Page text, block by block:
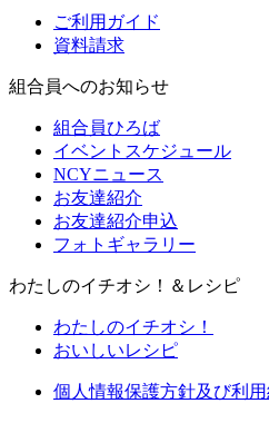
ご利用ガイド
資料請求
組合員へのお知らせ
組合員ひろば
イベントスケジュール
NCYニュース
お友達紹介
お友達紹介申込
フォトギャラリー
わたしのイチオシ！＆レシピ
わたしのイチオシ！
おいしいレシピ
個人情報保護方針及び利